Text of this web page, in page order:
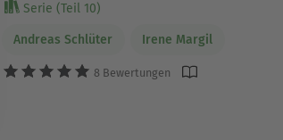
Serie (Teil 10)
Andreas Schlüter Irene Margil
8 Bewertungen